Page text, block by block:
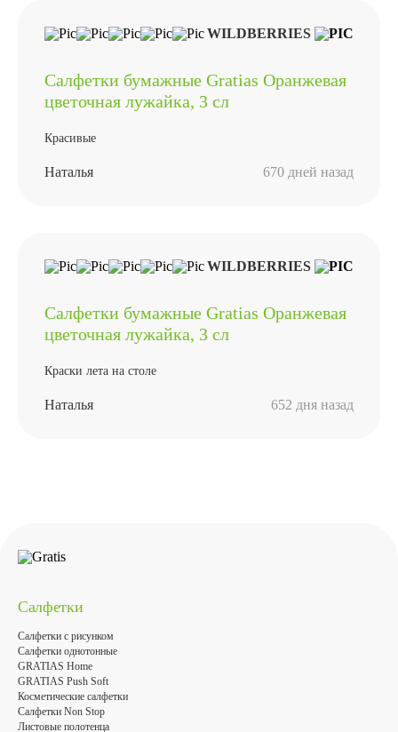
WILDBERRIES
Салфетки бумажные Gratias Оранжевая
цветочная лужайка, 3 сл
Красивые
Наталья 670 дней назад
WILDBERRIES
Салфетки бумажные Gratias Оранжевая
цветочная лужайка, 3 сл
Краски лета на столе
Наталья 652 дня назад
Салфетки
Салфетки с рисунком
Салфетки однотонные
GRATIAS Home
GRATIAS Push Soft
Косметические салфетки
Салфетки Non Stop
Листовые полотенца